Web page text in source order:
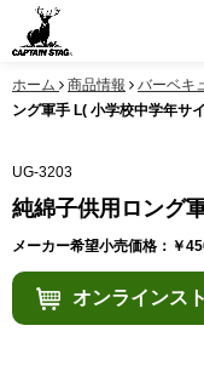
ホーム 商品情報 バーベキ
ング軍手 L( 小学校中学年サ
UG-3203
純綿子供用ロング
メーカー希望小売価格：￥
オンラインス